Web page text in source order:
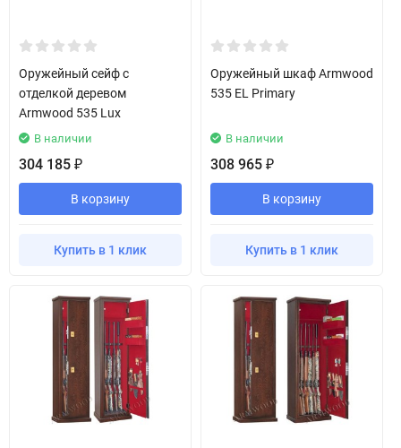
Оружейный сейф с
отделкой деревом
Armwood 535 Lux
В наличии
304 185 ₽
В корзину
Купить в 1 клик
Оружейный шкаф Armwood
535 EL Primary
В наличии
308 965 ₽
В корзину
Купить в 1 клик